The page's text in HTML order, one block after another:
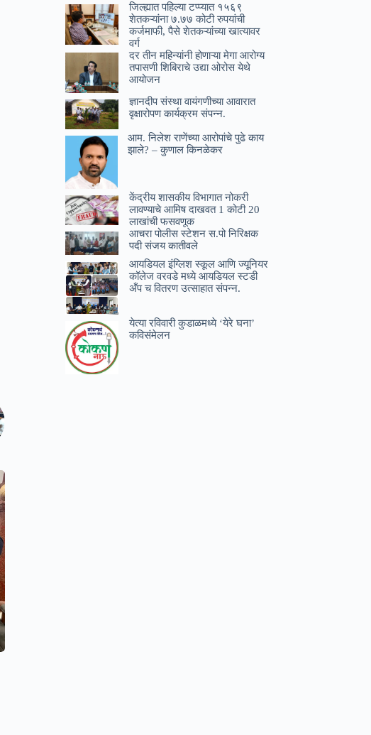
जिल्ह्यात पहिल्या टप्प्यात १५६९
शेतकऱ्यांना ७.७७ कोटी रुपयांची
कर्जमाफी, पैसे शेतकऱ्यांच्या खात्यावर
वर्ग
दर तीन महिन्यांनी होणाऱ्या मेगा आरोग्य
तपासणी शिबिराचे उद्या ओरोस येथे
आयोजन
ज्ञानदीप संस्था वायंगणीच्या आवारात
वृक्षारोपण कार्यक्रम संपन्न.
आम. निलेश राणेंच्या आरोपांचे पुढे काय
झाले? – कुणाल किनळेकर
केंद्रीय शासकीय विभागात नोकरी
लावण्याचे आमिष दाखवत 1 कोटी 20
लाखांची फसवणूक
आचरा पोलीस स्टेशन स.पो निरिक्षक
पदी संजय कातीवले
आयडियल इंग्लिश स्कूल आणि ज्यूनियर
कॉलेज वरवडे मध्ये आयडियल स्टडी
अँप च वितरण उत्साहात संपन्न.
येत्या रविवारी कुडाळमध्ये ‘येरे घना’
कविसंमेलन